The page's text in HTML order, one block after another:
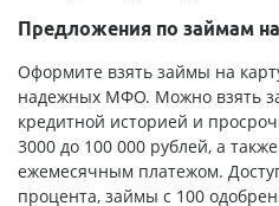
Предложения по займам
Оформите взять займы на
надежных МФО. Можно взять
кредитной историей и
3000 до 100 000 рублей, а
ежемесячным платежом.
процента, займы с 100